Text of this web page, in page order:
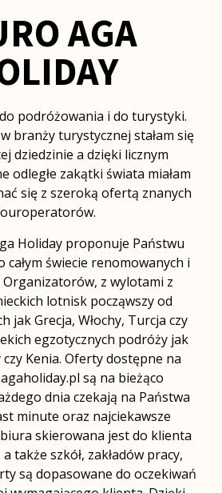
AGA
podróżowania i do turystyki.
branży turystycznej stałam się
dziedzinie a dzięki licznym
odległe zakątki świata miałam
się z szeroką ofertą znanych
Holiday proponuje Państwu
świecie renomowanych i
z wylotami z
lotnisk począwszy od
jak Grecja, Włochy, Turcja czy
egzotycznych podróży jak
Kenia. Oferty dostępne na
są na bieżąco
dnia czekają na Państwa
minute oraz najciekawsze
skierowana jest do klienta
także szkół, zakładów pracy,
są dopasowane do oczekiwań